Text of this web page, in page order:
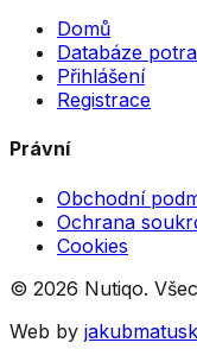
Domů
Databáze
Přihlášení
Registrace
Právní
Obchodní
Ochrana
Cookies
© 2026 Nutiqo.
Web by